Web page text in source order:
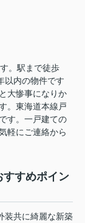
。駅まで徒歩
以内の物件です
大惨事になりか
。東海道本線戸
す。一戸建ての
軽にご連絡から
すめポイン
装共に綺麗な新築